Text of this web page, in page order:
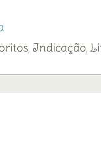
, Indicação,